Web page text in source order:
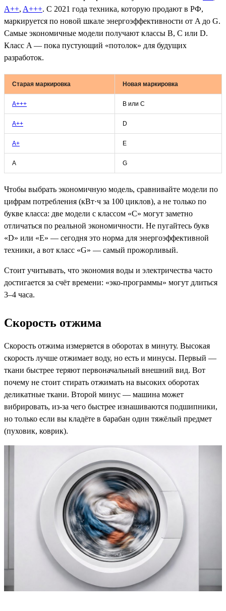
A++, A+++. С 2021 года техника, которую продают в РФ,
маркируется по новой шкале энергоэффективности от A до G.
Самые экономичные модели получают классы B, C или D.
Класс A — пока пустующий «потолок» для будущих
разработок.
Старая маркировка Новая маркировка
A+++ B или C
A++ D
A+ E
A G
Чтобы выбрать экономичную модель, сравнивайте модели по
цифрам потребления (кВт·ч за 100 циклов), а не только по
букве класса: две модели с классом «C» могут заметно
отличаться по реальной экономичности. Не пугайтесь букв
«D» или «E» — сегодня это норма для энергоэффективной
техники, а вот класс «G» — самый прожорливый.
Стоит учитывать, что экономия воды и электричества часто
достигается за счёт времени: «эко-программы» могут длиться
3–4 часа.
Скорость отжима
Скорость отжима измеряется в оборотах в минуту. Высокая
скорость лучше отжимает воду, но есть и минусы. Первый —
ткани быстрее теряют первоначальный внешний вид. Вот
почему не стоит стирать отжимать на высоких оборотах
деликатные ткани. Второй минус — машина может
вибрировать, из-за чего быстрее изнашиваются подшипники,
но только если вы кладёте в барабан один тяжёлый предмет
(пуховик, коврик).